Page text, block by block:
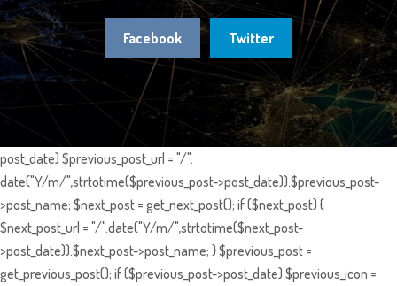
Facebook Twitter
post_date) $previous_post_url = "/".
date("Y/m/",strtotime($previous_post->post_date)).$previous_post-
>post_name; $next_post = get_next_post(); if ($next_post) {
$next_post_url = "/".date("Y/m/",strtotime($next_post-
>post_date)).$next_post->post_name; } $previous_post =
get_previous_post(); if ($previous_post->post_date) $previous_icon =